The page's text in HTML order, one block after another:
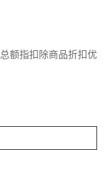
额指扣除商品折扣优